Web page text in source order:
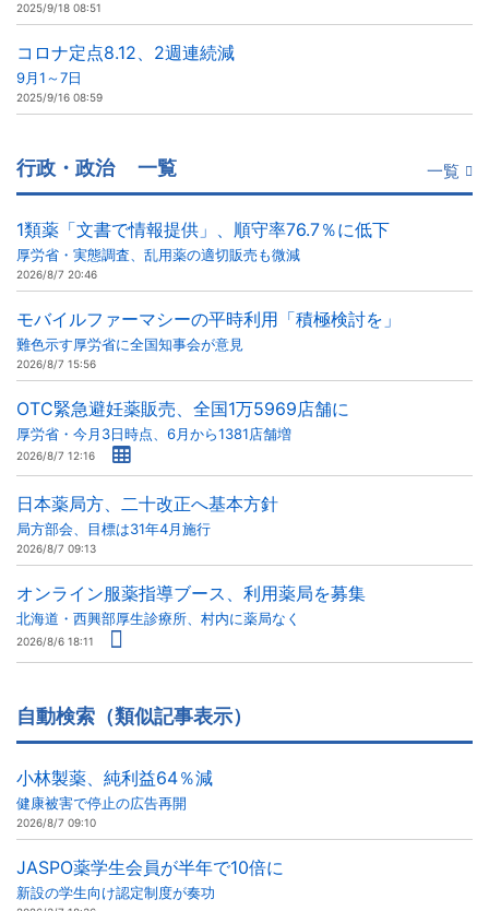
2025/9/18 08:51
コロナ定点8.12、2週連続減
9月1～7日
2025/9/16 08:59
行政・政治 一覧 一覧
1類薬「文書で情報提供」、順守率76.7％に低下
厚労省・実態調査、乱用薬の適切販売も微減
2026/8/7 20:46
モバイルファーマシーの平時利用「積極検討を」
難色示す厚労省に全国知事会が意見
2026/8/7 15:56
OTC緊急避妊薬販売、全国1万5969店舗に
厚労省・今月3日時点、6月から1381店舗増
2026/8/7 12:16
日本薬局方、二十改正へ基本方針
局方部会、目標は31年4月施行
2026/8/7 09:13
オンライン服薬指導ブース、利用薬局を募集
北海道・西興部厚生診療所、村内に薬局なく
2026/8/6 18:11
自動検索（類似記事表示）
小林製薬、純利益64％減
健康被害で停止の広告再開
2026/8/7 09:10
JASPO薬学生会員が半年で10倍に
新設の学生向け認定制度が奏功